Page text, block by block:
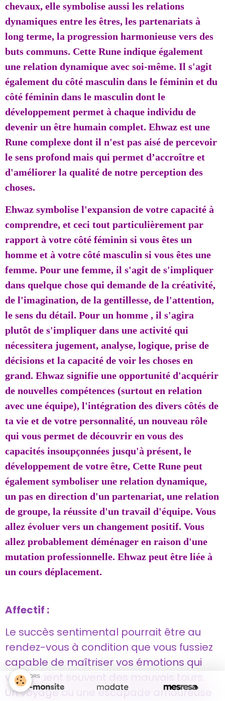
chevaux, elle symbolise aussi les relations
dynamiques entre les êtres, les partenariats à
long terme, la progression harmonieuse vers des
buts communs. Cette Rune indique également
une relation dynamique avec soi-même. Il s'agit
également du côté masculin dans le féminin et du
côté féminin dans le masculin dont le
développement permet à chaque individu de
devenir un être humain complet. Ehwaz est une
Rune complexe dont il n'est pas aisé de percevoir
le sens profond mais qui permet d’accroître et
d'améliorer la qualité de notre perception des
choses.
Ehwaz symbolise l'expansion de votre capacité à
comprendre, et ceci tout particulièrement par
rapport à votre côté féminin si vous êtes un
homme et à votre côté masculin si vous êtes une
femme. Pour une femme, il s'agit de s'impliquer
dans quelque chose qui demande de la créativité,
de l'imagination, de la gentillesse, de l'attention,
le sens du détail. Pour un homme , il s'agira
plutôt de s'impliquer dans une activité qui
nécessitera jugement, analyse, logique, prise de
décisions et la capacité de voir les choses en
grand. Ehwaz signifie une opportunité d'acquérir
de nouvelles compétences (surtout en relation
avec une équipe), l'intégration des divers côtés de
ta vie et de votre personnalité, un nouveau rôle
qui vous permet de découvrir en vous des
capacités insoupçonnées jusqu'à présent, le
développement de votre être, Cette Rune peut
également symboliser une relation dynamique,
un pas en direction d'un partenariat, une relation
de groupe, la réussite d'un travail d'équipe. Vous
allez évoluer vers un changement positif. Vous
allez probablement déménager en raison d'une
mutation professionnelle. Ehwaz peut être liée à
un cours déplacement.
Affectif :
Le succès sentimental pourrait être au
rendez-vous à condition que vous fussiez
capable de maîtriser vos émotions qui
vous jouent souvent des mauvais tours.
Un voyage ou une escapade amoureuse
SPONSORS